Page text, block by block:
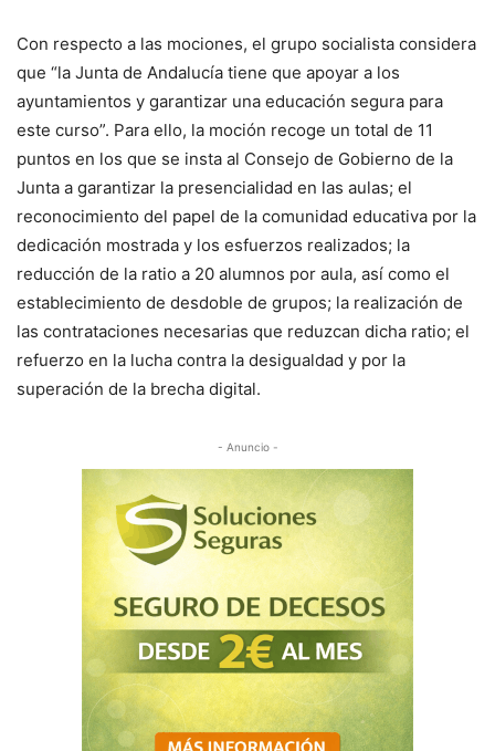
Con respecto a las mociones, el grupo socialista considera
que “la Junta de Andalucía tiene que apoyar a los
ayuntamientos y garantizar una educación segura para
este curso”. Para ello, la moción recoge un total de 11
puntos en los que se insta al Consejo de Gobierno de la
Junta a garantizar la presencialidad en las aulas; el
reconocimiento del papel de la comunidad educativa por la
dedicación mostrada y los esfuerzos realizados; la
reducción de la ratio a 20 alumnos por aula, así como el
establecimiento de desdoble de grupos; la realización de
las contrataciones necesarias que reduzcan dicha ratio; el
refuerzo en la lucha contra la desigualdad y por la
superación de la brecha digital.
- Anuncio -